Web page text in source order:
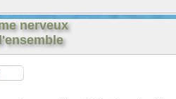
nerveux